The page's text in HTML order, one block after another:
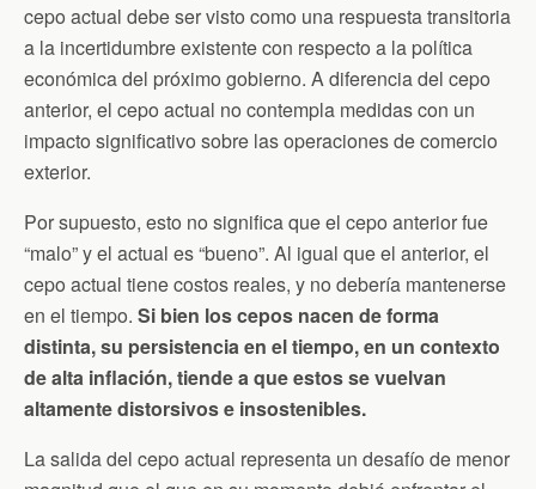
cepo actual debe ser visto como una respuesta transitoria
a la incertidumbre existente con respecto a la política
económica del próximo gobierno. A diferencia del cepo
anterior, el cepo actual no contempla medidas con un
impacto significativo sobre las operaciones de comercio
exterior.
Por supuesto, esto no significa que el cepo anterior fue
“malo” y el actual es “bueno”. Al igual que el anterior, el
cepo actual tiene costos reales, y no debería mantenerse
en el tiempo. Si bien los cepos nacen de forma
distinta, su persistencia en el tiempo, en un contexto
de alta inflación, tiende a que estos se vuelvan
altamente distorsivos e insostenibles.
La salida del cepo actual representa un desafío de menor